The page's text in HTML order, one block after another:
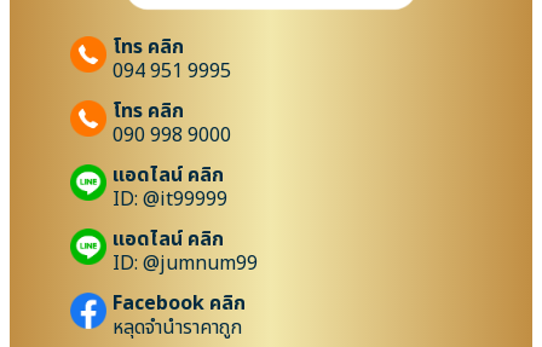
โทร คลิก
094 951 9995
โทร คลิก
090 998 9000
แอดไลน์ คลิก
ID: @it99999
แอดไลน์ คลิก
ID: @jumnum99
Facebook คลิก
หลุดจำนำราคาถูก